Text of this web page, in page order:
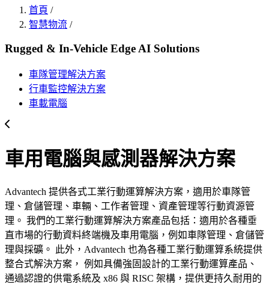
首頁 /
智慧物流 /
Rugged & In-Vehicle Edge AI Solutions
車隊管理解決方案
行車監控解決方案
車載電腦
車用電腦與感測器解決方案
Advantech 提供各式工業行動運算解決方案，適用於車隊管
理、倉儲管理、車輛、工作者管理、資產管理等行動資源管
理。 我們的工業行動運算解決方案產品包括：適用於各種垂
直市場的行動資料終端機及車用電腦，例如車隊管理、倉儲管
理與採礦。 此外，Advantech 也為各種工業行動運算系統提供
整合式解決方案， 例如具備強固設計的工業行動運算產品、
通過認證的供電系統及 x86 與 RISC 架構，提供更持久耐用的